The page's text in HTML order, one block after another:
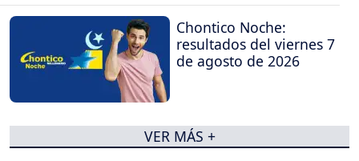
Chontico Noche:
resultados del viernes 7
de agosto de 2026
VER MÁS +